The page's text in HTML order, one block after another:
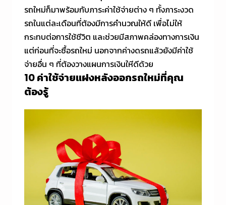
รถใหม่ก็มาพร้อมกับภาระค่าใช้จ่ายต่าง ๆ ทั้งภาระงวด
รถในแต่ละเดือนที่ต้องมีการคำนวณให้ดี เพื่อไม่ให้
กระทบต่อการใช้ชีวิต และช่วยมีสภาพคล่องทางการเงิน
แต่ก่อนที่จะซื้อรถใหม่ นอกจากค่างดรถแล้วยังมีค่าใช้
จ่ายอื่น ๆ ที่ต้องวางแผนการเงินใหีดีด้วย
10 ค่าใช้จ่ายแฝงหลังออกรถใหม่ที่คุณ
ต้องรู้